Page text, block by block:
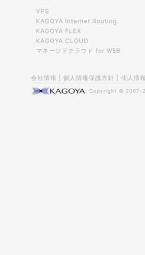
VPS
KAGOYA Internet Routing
KAGOYA FLEX
KAGOYA CLOUD
マネージドクラウド for WEB
会社情報 個人情報保護方針 個人情
Copyright © 2007-